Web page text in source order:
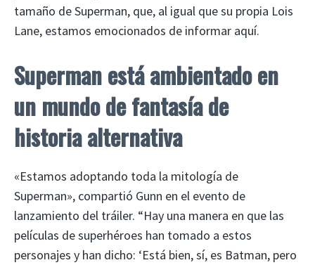
tamaño de Superman, que, al igual que su propia Lois
Lane, estamos emocionados de informar aquí.
Superman está ambientado en
un mundo de fantasía de
historia alternativa
«Estamos adoptando toda la mitología de
Superman», compartió Gunn en el evento de
lanzamiento del tráiler. “Hay una manera en que las
películas de superhéroes han tomado a estos
personajes y han dicho: ‘Está bien, sí, es Batman, pero